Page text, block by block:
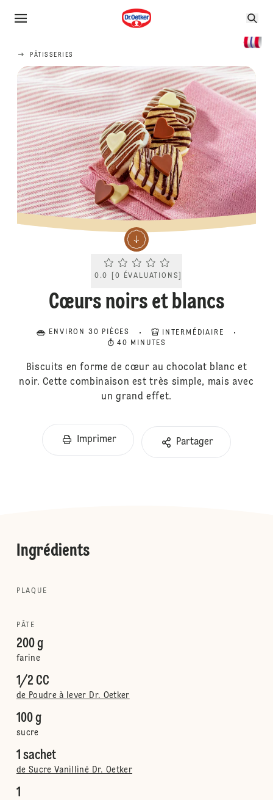
PÂTISSERIES
Current rating 0.0. Click to rate.
0.0 0 ÉVALUATIONS
Cœurs noirs et blancs
ENVIRON 30 PIÈCES
INTERMÉDIAIRE
40 MINUTES
Biscuits en forme de cœur au chocolat blanc et
noir. Cette combinaison est très simple, mais avec
un grand effet.
Imprimer Partager
Ingrédients
PLAQUE
PÂTE
200 g
farine
1/2 CC
de Poudre à lever Dr. Oetker
100 g
sucre
1 sachet
de Sucre Vanilliné Dr. Oetker
1